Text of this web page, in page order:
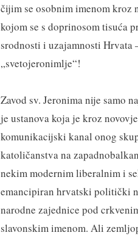
čijim se osobnim imenom kroz
kojom se s doprinosom tisuća
srodnosti i uzajamnosti Hrvata
„svetojeronimlje“!
Zavod sv. Jeronima nije samo
je ustanova koja je kroz
komunikacijski kanal onog
katoličanstva na
nekim modernim liberalnim i
emancipiran hrvatski politički
narodne zajednice pod
slavonskim imenom. Ali